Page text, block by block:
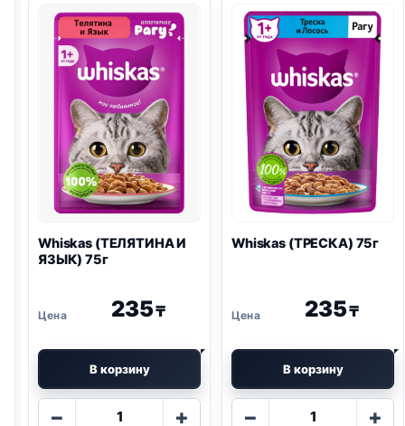
Whiskas (ТЕЛЯТИНА И
ЯЗЫК) 75г
235₸
В корзину
−
Количество
+
Whiskas (ТРЕСКА) 75г
235₸
В корзину
−
Количество
+